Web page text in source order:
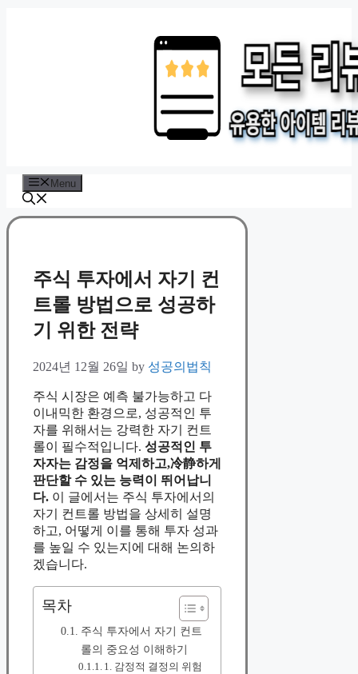
Menu
주식 투자에서 자기 컨
트롤 방법으로 성공하
기 위한 전략
2024년 12월 26일 by 성공의법칙
주식 시장은 예측 불가능하고 다
이내믹한 환경으로, 성공적인 투
자를 위해서는 강력한 자기 컨트
롤이 필수적입니다. 성공적인 투
자자는 감정을 억제하고,冷静하게
판단할 수 있는 능력이 뛰어납니
다. 이 글에서는 주식 투자에서의
자기 컨트롤 방법을 상세히 설명
하고, 어떻게 이를 통해 투자 성과
를 높일 수 있는지에 대해 논의하
겠습니다.
목차
주식 투자에서 자기 컨트
롤의 중요성 이해하기
1. 감정적 결정의 위험